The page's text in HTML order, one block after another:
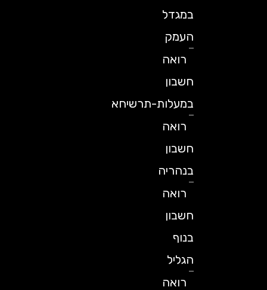
במגדל
העמק
רואה
חשבון
במעלות-תרשיחא
רואה
חשבון
בנהריה
רואה
חשבון
הגליל
רואה